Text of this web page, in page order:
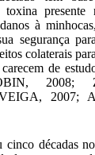
presente
à
segurança
colaterais
de
2007;
cinco décadas